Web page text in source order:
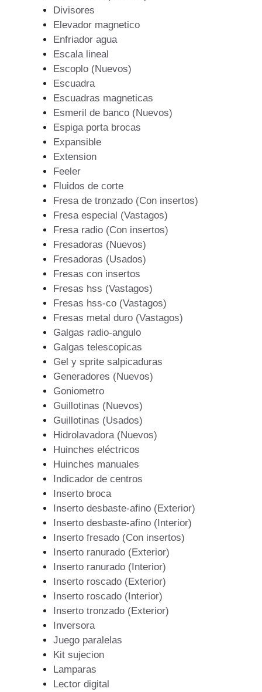
Divisores
Elevador magnetico
Enfriador agua
Escala lineal
Escoplo (Nuevos)
Escuadra
Escuadras magneticas
Esmeril de banco (Nuevos)
Espiga porta brocas
Expansible
Extension
Feeler
Fluidos de corte
Fresa de tronzado (Con insertos)
Fresa especial (Vastagos)
Fresa radio (Con insertos)
Fresadoras (Nuevos)
Fresadoras (Usados)
Fresas con insertos
Fresas hss (Vastagos)
Fresas hss-co (Vastagos)
Fresas metal duro (Vastagos)
Galgas radio-angulo
Galgas telescopicas
Gel y sprite salpicaduras
Generadores (Nuevos)
Goniometro
Guillotinas (Nuevos)
Guillotinas (Usados)
Hidrolavadora (Nuevos)
Huinches eléctricos
Huinches manuales
Indicador de centros
Inserto broca
Inserto desbaste-afino (Exterior)
Inserto desbaste-afino (Interior)
Inserto fresado (Con insertos)
Inserto ranurado (Exterior)
Inserto ranurado (Interior)
Inserto roscado (Exterior)
Inserto roscado (Interior)
Inserto tronzado (Exterior)
Inversora
Juego paralelas
Kit sujecion
Lamparas
Lector digital